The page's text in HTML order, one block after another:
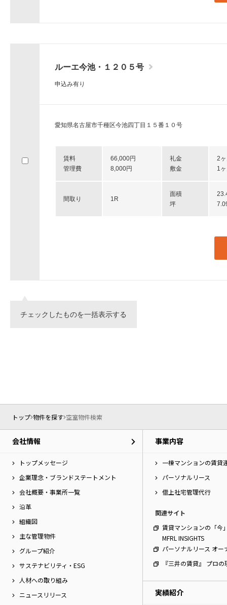
ルーエ今池・１２０５号
申込み有り
愛知県名古屋市千種区今池四丁目１５番１０号
賃料
管理費
66,000円
8,000円
礼金
敷金
2
1
間取り 1R
面積
坪
チェックしたものを一括表示する
トップ 物件を探す 空室物件検索
会社情報
トップメッセージ
企業理念・ブランドステートメント
会社概要・事業所一覧
沿革
組織図
主な管理物件
グループ紹介
サステナビリティ・ESG
人材への取り組み
ニュースリリース
事業内容
一棟マンションの賃貸
パーソナルリース
借上社宅管理代行
関連サイト
賃貸マンションの「今
MFRL INSIGHTS
パーソナルリース オー
『三井の賃貸』 プロの
実績紹介